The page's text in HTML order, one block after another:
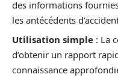
des informations
les antécédents
Utilisation simple : La
d’obtenir un rapport
connaissance